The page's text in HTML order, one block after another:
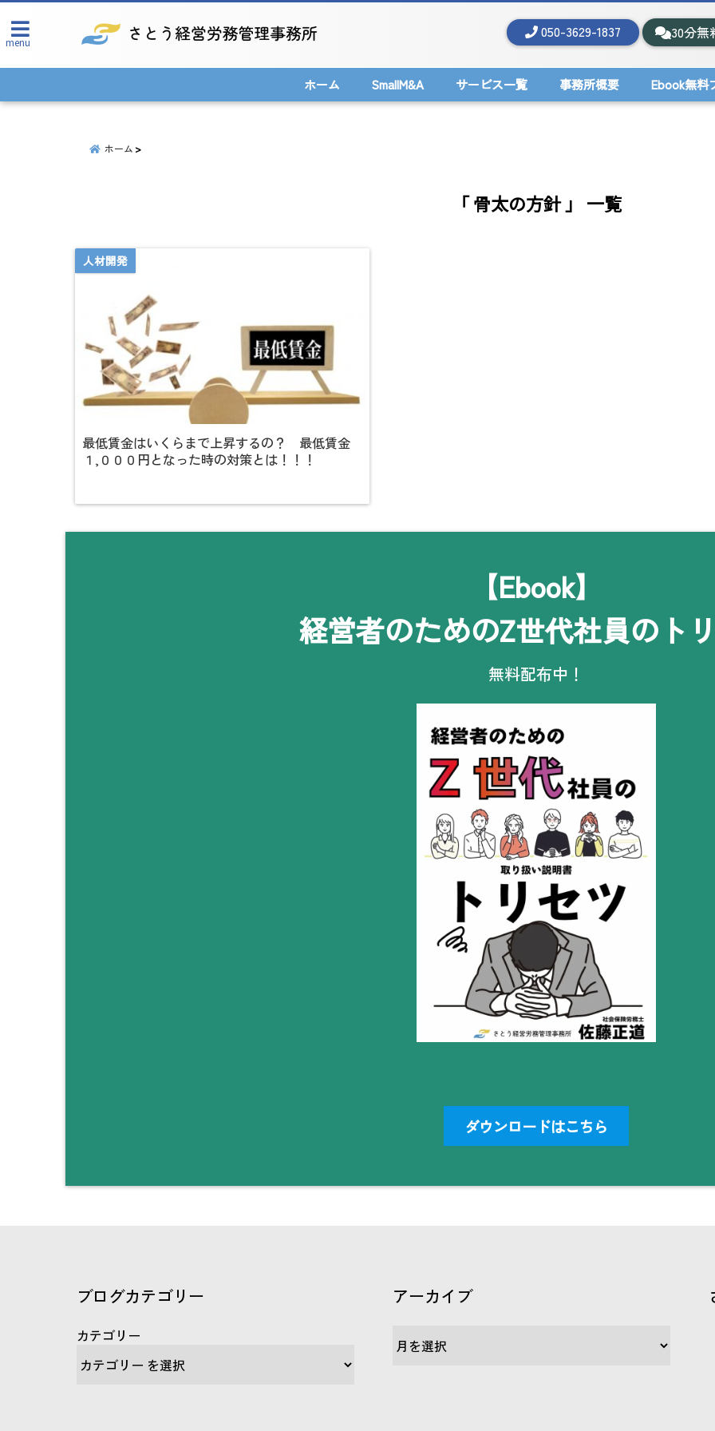
menu
30分無
050-3629-1837
ホーム SmallM&A サービス一覧 事務所概要 Ebook無料
ホーム
「 骨太の方針 」 一覧
人材開発
最低賃金はいくらまで上昇するの？ 最低賃金
１,０００円となった時の対策とは！！！
【Ebook】
経営者のためのZ世代社員のト
無料配布中！
ダウンロードはこちら
ブログカテゴリー
カテゴリー
アーカイブ
ー